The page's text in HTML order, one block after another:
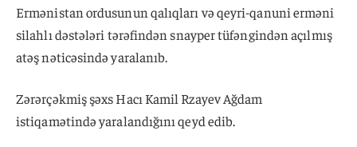
Ermənistan ordusunun qalıqları və qeyri-qanuni erməni
silahlı dəstələri tərəfindən snayper tüfəngindən açılmış
atəş nəticəsində yaralanıb.
Zərərçəkmiş şəxs Hacı Kamil Rzayev Ağdam
istiqamətində yaralandığını qeyd edib.